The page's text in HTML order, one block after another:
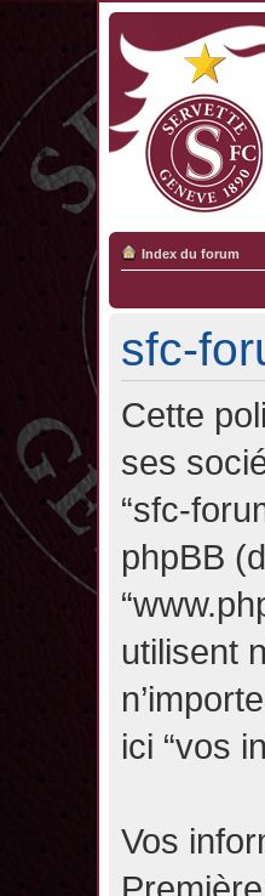
Index du forum
sfc-
Cette
ses
“sfc-
phpBB
utilisent
ici “vos
Vos